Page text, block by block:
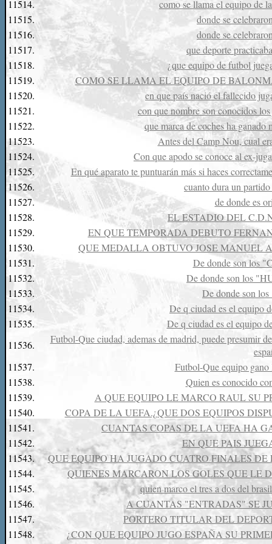
11514.
como se llama el equipo de
11515.
donde se
11516.
donde se
11517.
que deporte
11518.
¿que equipo de futbol
11519.
COMO SE LLAMA EL EQUIPO DE
11520.
en que país nació el fallecido
11521.
con que nombre son conocidos
11522.
que marca de coches ha ganado
11523.
Antes del Camp Nou, cual
11524.
Con que apodo se conoce al ex-
11525.
En qué aparato te puntuarán más si haces
11526.
cuanto dura un
11527.
de donde es
11528.
EL ESTADIO DEL
11529.
EN QUE TEMPORADA DEBUTO
11530.
QUE MEDALLA OBTUVO JOSE MANUEL
11531.
De donde son los
11532.
De donde son los
11533.
De donde son
11534.
De q ciudad es el
11535.
De q ciudad es el equipo
11536.
Futbol-Que ciudad, ademas de madrid, puede presumir
11537.
Futbol-Que equipo
11538.
Quien es conocido
11539.
A QUE EQUIPO LE MARCO RAUL SU
11540.
COPA DE LA UEFA.¿QUE DOS EQUIPOS
11541.
CUANTAS COPAS DE LA UEFA HA
11542.
EN QUE PAIS
11543.
QUE EQUIPO HA JUGADO CUATRO FINALES
11544.
QUIENES MARCARON LOS GOLES QUE LE
11545.
quien marco el tres a dos del
11546.
A CUANTAS "ENTRADAS" SE
11547.
PORTERO TITULAR DEL
11548.
¿CON QUE EQUIPO JUGO ESPAÑA SU